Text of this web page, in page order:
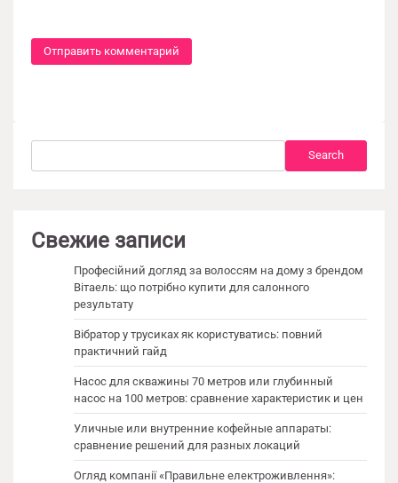
Search
Свежие записи
Професійний догляд за волоссям на дому з брендом
Вітаель: що потрібно купити для салонного
результату
Вібратор у трусиках як користуватись: повний
практичний гайд
Насос для скважины 70 метров или глубинный
насос на 100 метров: сравнение характеристик и цен
Уличные или внутренние кофейные аппараты:
сравнение решений для разных локаций
Огляд компанії «Правильне електроживлення»: